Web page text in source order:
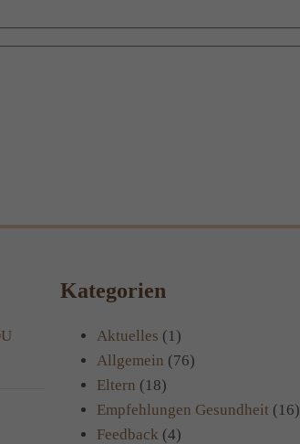
Kategorien
Aktuelles (1)
Allgemein (76)
Eltern (18)
Empfehlungen Gesundheit(16)
Feedback (4)